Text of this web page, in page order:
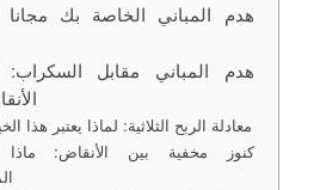
هدم المباني الخاصة بك
هدم المباني مقابل
معادلة الربح الثلاثية: لماذا يعتبر هذا
كنوز مخفية بين الأنقاض: ماذا